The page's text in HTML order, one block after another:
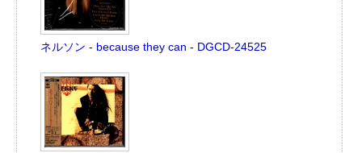
ネルソン - because they can - DGCD-24525